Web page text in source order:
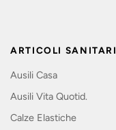
ARTICOLI SANITARI
Ausili Casa
Ausili Vita Quotid.
Calze Elastiche